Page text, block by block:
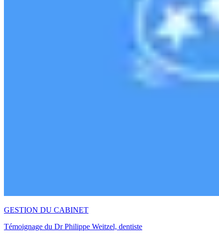
GESTION DU CABINET
Témoignage du Dr Philippe Weitzel, dentiste